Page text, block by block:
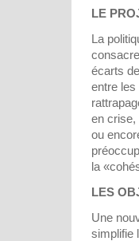
LE
La
écarts
entre les
en crise,
ou
la
LES
Une
simplifie